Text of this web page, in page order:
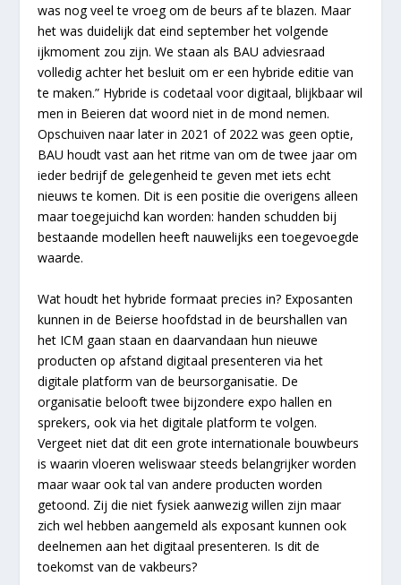
was nog veel te vroeg om de beurs af te blazen. Maar
het was duidelijk dat eind september het volgende
ijkmoment zou zijn. We staan als BAU adviesraad
volledig achter het besluit om er een hybride editie van
te maken.” Hybride is codetaal voor digitaal, blijkbaar wil
men in Beieren dat woord niet in de mond nemen.
Opschuiven naar later in 2021 of 2022 was geen optie,
BAU houdt vast aan het ritme van om de twee jaar om
ieder bedrijf de gelegenheid te geven met iets echt
nieuws te komen. Dit is een positie die overigens alleen
maar toegejuichd kan worden: handen schudden bij
bestaande modellen heeft nauwelijks een toegevoegde
waarde.
Wat houdt het hybride formaat precies in? Exposanten
kunnen in de Beierse hoofdstad in de beurshallen van
het ICM gaan staan en daarvandaan hun nieuwe
producten op afstand digitaal presenteren via het
digitale platform van de beursorganisatie. De
organisatie belooft twee bijzondere expo hallen en
sprekers, ook via het digitale platform te volgen.
Vergeet niet dat dit een grote internationale bouwbeurs
is waarin vloeren weliswaar steeds belangrijker worden
maar waar ook tal van andere producten worden
getoond. Zij die niet fysiek aanwezig willen zijn maar
zich wel hebben aangemeld als exposant kunnen ook
deelnemen aan het digitaal presenteren. Is dit de
toekomst van de vakbeurs?